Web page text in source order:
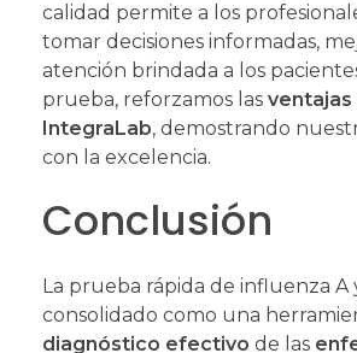
calidad permite a los
tomar decisiones informadas,
atención brindada a los
prueba, reforzamos las
IntegraLab, demostrando
con la excelencia.
Conclusión
La prueba rápida de influenza A
consolidado como una
diagnóstico efectivo de las